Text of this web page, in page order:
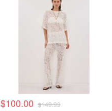
$100.00 $149.99